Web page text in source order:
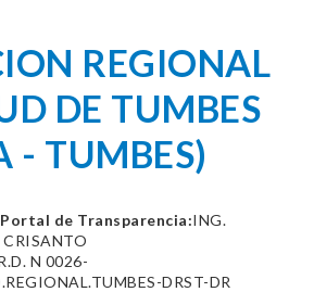
REGIONAL
DE TUMBES
- TUMBES)
de Transparencia:ING.
CRISANTO
N 0026-
DRST-DR